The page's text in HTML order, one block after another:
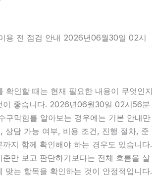
용 전 점검 안내 2026년06월30일 02시
확인할 때는 현재 필요한 내용이 무엇인지
이 좋습니다. 2026년06월30일 02시56분
구막힘를 알아보는 경우에는 기본 안내만
상담 가능 여부, 비용 조건, 진행 절차, 준
지 함께 확인해야 하는 경우도 있습니다.
만 보고 판단하기보다는 전체 흐름을 살
맞는 항목을 확인하는 것이 안정적입니다.